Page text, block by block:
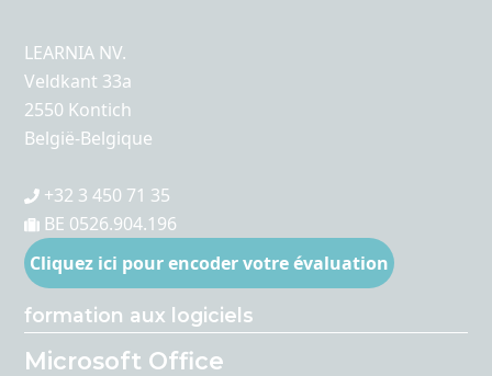
LEARNIA NV.
Veldkant 33a
2550 Kontich
België-Belgique
+32 3 450 71 35
BE 0526.904.196
Cliquez ici pour encoder votre évaluation
formation aux logiciels
Microsoft Office